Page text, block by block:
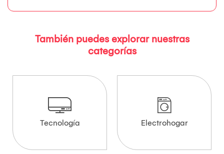
También puedes explorar nuestras
categorías
Tecnología Electrohogar